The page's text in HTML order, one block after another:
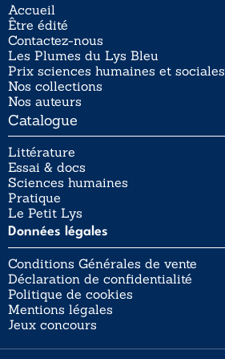
Accueil
Être édité
Contactez-nous
Les Plumes du Lys Bleu
Prix sciences humaines et sociales
Nos collections
Nos auteurs
Catalogue
Littérature
Essai & docs
Sciences humaines
Pratique
Le Petit Lys
Données légales
Conditions Générales de vente
Déclaration de confidentialité
Politique de cookies
Mentions légales
Jeux concours